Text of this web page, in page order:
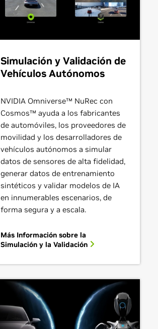
Simulación y Validación de
Vehículos Autónomos
NVIDIA Omniverse™ NuRec con
Cosmos™ ayuda a los fabricantes
de automóviles, los proveedores de
movilidad y los desarrolladores de
vehículos autónomos a simular
datos de sensores de alta fidelidad,
generar datos de entrenamiento
sintéticos y validar modelos de IA
en innumerables escenarios, de
forma segura y a escala.
Más Información sobre la
Simulación y la Validación